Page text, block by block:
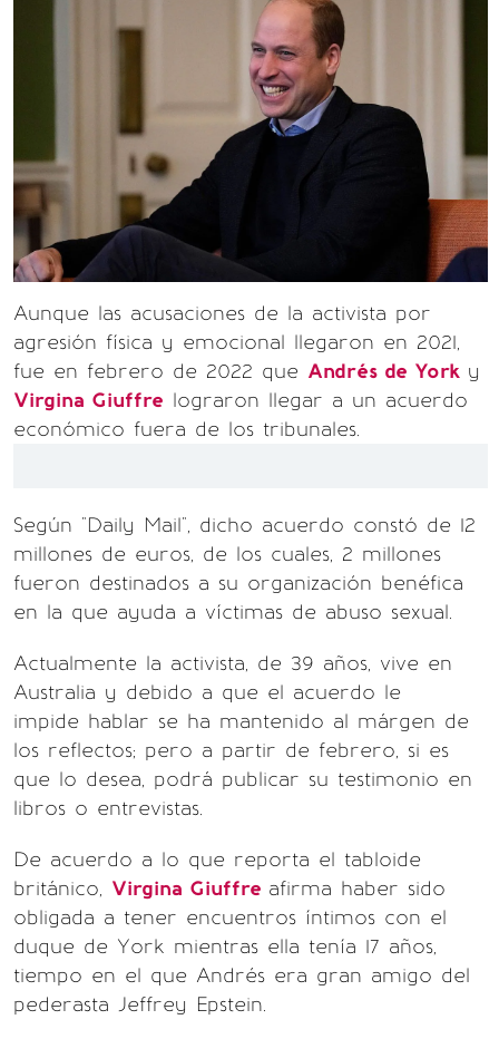
Aunque las acusaciones de la activista por
agresión física y emocional llegaron en 2021,
fue en febrero de 2022 que Andrés de York y
Virgina Giuffre lograron llegar a un acuerdo
económico fuera de los tribunales.
Según "Daily Mail", dicho acuerdo constó de 12
millones de euros, de los cuales, 2 millones
fueron destinados a su organización benéfica
en la que ayuda a víctimas de abuso sexual.
Actualmente la activista, de 39 años, vive en
Australia y debido a que el acuerdo le
impide hablar se ha mantenido al márgen de
los reflectos; pero a partir de febrero, si es
que lo desea, podrá publicar su testimonio en
libros o entrevistas.
De acuerdo a lo que reporta el tabloide
británico, Virgina Giuffre afirma haber sido
obligada a tener encuentros íntimos con el
duque de York mientras ella tenía 17 años,
tiempo en el que Andrés era gran amigo del
pederasta Jeffrey Epstein.